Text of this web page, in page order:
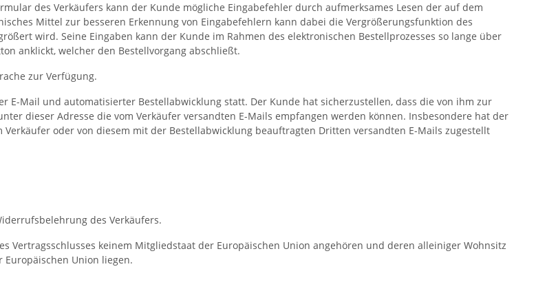
des Verkäufers kann der Kunde mögliche Eingabefehler durch aufmerksames Lesen der auf dem
Mittel zur besseren Erkennung von Eingabefehlern kann dabei die Vergrößerungsfunktion des
wird. Seine Eingaben kann der Kunde im Rahmen des elektronischen Bestellprozesses so lange über
anklickt, welcher den Bestellvorgang abschließt.
zur Verfügung.
E-Mail und automatisierter Bestellabwicklung statt. Der Kunde hat sicherzustellen, dass die von ihm zur
dieser Adresse die vom Verkäufer versandten E-Mails empfangen werden können. Insbesondere hat der
Verkäufer oder von diesem mit der Bestellabwicklung beauftragten Dritten versandten E-Mails zugestellt
des Verkäufers.
Vertragsschlusses keinem Mitgliedstaat der Europäischen Union angehören und deren alleiniger Wohnsitz
Union liegen.